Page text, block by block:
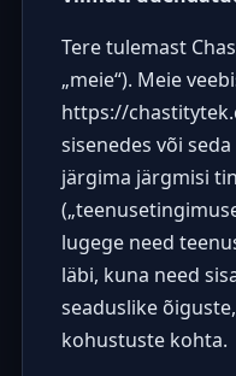
Tere tulemast
„meie“). Meie
https://
sisenedes või
järgima järgmisi
lugege need
läbi, kuna need
seaduslike
kohustuste kohta.